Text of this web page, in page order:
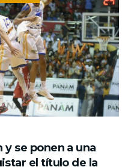
se ponen a una
el título de la